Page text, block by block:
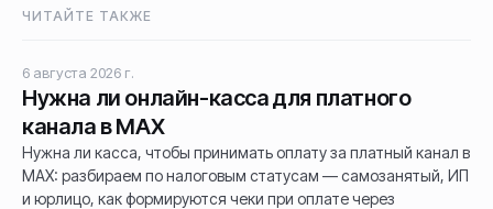
ЧИТАЙТЕ ТАКЖЕ
6 августа 2026 г.
Нужна ли онлайн-касса для платного
канала в MAX
Нужна ли касса, чтобы принимать оплату за платный канал в
MAX: разбираем по налоговым статусам — самозанятый, ИП
и юрлицо, как формируются чеки при оплате через